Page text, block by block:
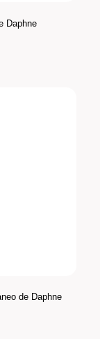
Daphne
de Daphne